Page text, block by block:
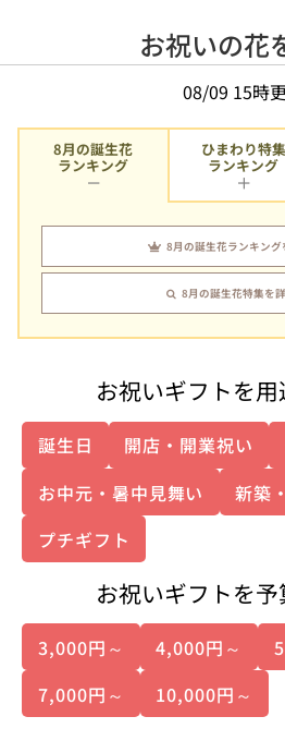
お祝いの花
08/09 15時
8月の誕生花
ランキング
8月の誕生花ランキング
8月の誕生花特集を
ひまわり特集
ランキング
お祝いギフトを
誕生日 開店・開業祝い
お中元・暑中見舞い
新築
プチギフト
お祝いギフトを
3,000円～ 4,000円～
7,000円～
10,000円～